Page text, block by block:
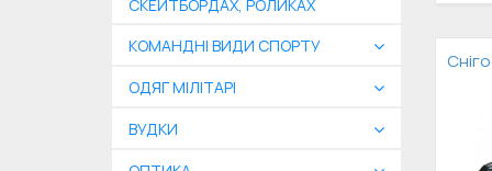
СКЕЙТБОРДАХ, РОЛИКАХ
КОМАНДНІ ВИДИ СПОРТУ
ОДЯГ МІЛІТАРІ
ВУДКИ